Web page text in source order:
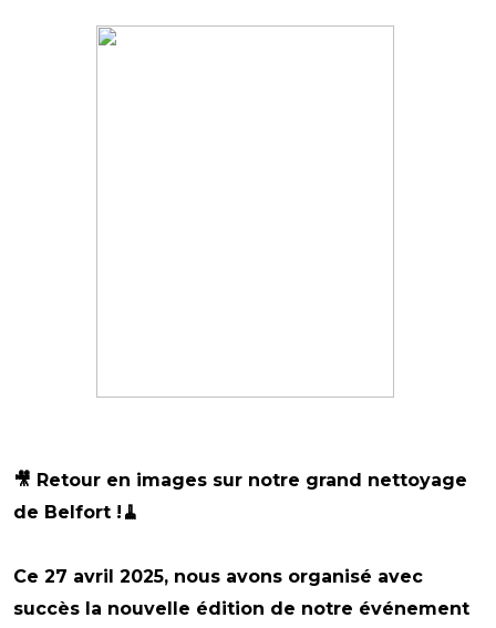
🎥 Retour en images sur notre grand nettoyage
de Belfort !🧹
Ce 27 avril 2025, nous avons organisé avec
succès la nouvelle édition de notre événement